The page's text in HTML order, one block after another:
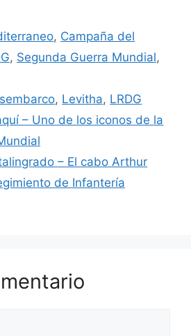
, Campaña del
, Segunda Guerra Mundial,
, Levitha, LRDG
– Uno de los iconos de la
– El cabo Arthur
de Infantería